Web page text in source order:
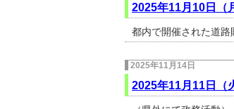
2025年11月10日（
都内で開催された道路
2025年11月14日
2025年11月11日（